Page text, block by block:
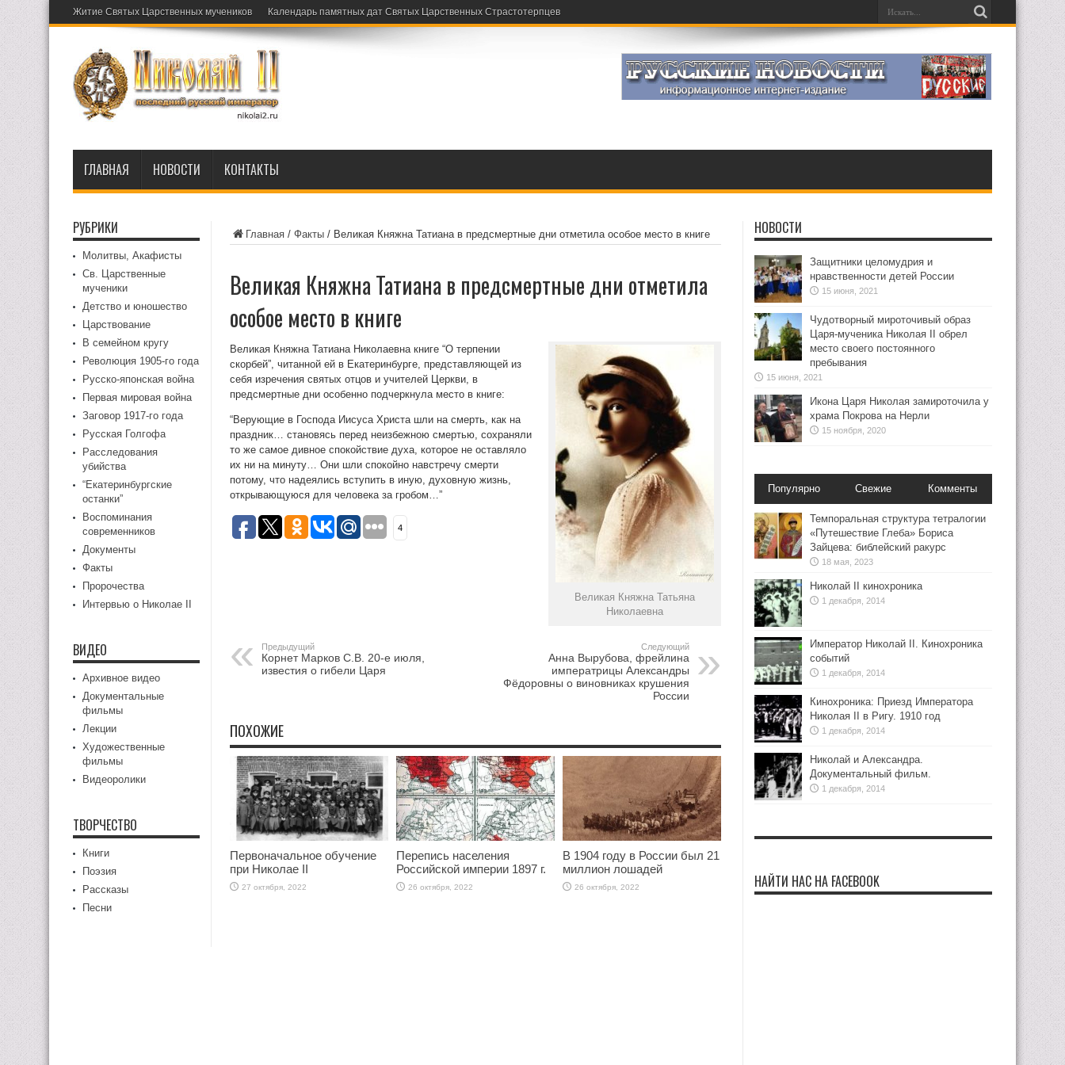
Житие Святых Царственных мучеников Календарь памятных дат Святых Царственных Страстотерпцев
ГЛАВНАЯ НОВОСТИ КОНТАКТЫ
Главная / Факты / Великая Княжна Татиана в предсмертные дни отметила особое место в книге
Великая Княжна Татиана в предсмертные дни отметила
особое место в книге
Великая Княжна Татьяна
Николаевна
Великая Княжна Татиана Николаевна книге “О терпении
скорбей”, читанной ей в Екатеринбурге, представляющей из
себя изречения святых отцов и учителей Церкви, в
предсмертные дни особенно подчеркнула место в книге:
“Верующие в Господа Иисуса Христа шли на смерть, как на
праздник… становясь перед неизбежною смертью, сохраняли
то же самое дивное спокойствие духа, которое не оставляло
их ни на минуту… Они шли спокойно навстречу смерти
потому, что надеялись вступить в иную, духовную жизнь,
открывающуюся для человека за гробом…”
4
Предыдущий
Корнет Марков С.В. 20-е июля,
известия о гибели Царя
Следующий
Анна Вырубова, фрейлина
императрицы Александры
Фёдоровны о виновниках крушения
России
ПОХОЖИЕ
Первоначальное обучение
при Николае II
27 октября, 2022
Перепись населения
Российской империи 1897 г.
26 октября, 2022
В 1904 году в России был 21
миллион лошадей
26 октября, 2022
РУБРИКИ
Молитвы, Акафисты
Св. Царственные
мученики
Детство и юношество
Царствование
В семейном кругу
Революция 1905-го года
Русско-японская война
Первая мировая война
Заговор 1917-го года
Русская Голгофа
Расследования
убийства
“Екатеринбургские
останки”
Воспоминания
современников
Документы
Факты
Пророчества
Интервью о Николае II
ВИДЕО
Архивное видео
Документальные
фильмы
Лекции
Художественные
фильмы
Видеоролики
ТВОРЧЕСТВО
Книги
Поэзия
Рассказы
Песни
НОВОСТИ
Защитники целомудрия и
нравственности детей России
15 июня, 2021
Чудотворный мироточивый образ
Царя-мученика Николая II обрел
место своего постоянного
пребывания
15 июня, 2021
Икона Царя Николая замироточила у
храма Покрова на Нерли
15 ноября, 2020
Популярно Свежие Комменты
Темпоральная структура тетралогии
«Путешествие Глеба» Бориса
Зайцева: библейский ракурс
18 мая, 2023
Николай II кинохроника
1 декабря, 2014
Император Николай II. Кинохроника
событий
1 декабря, 2014
Кинохроника: Приезд Императора
Николая II в Ригу. 1910 год
1 декабря, 2014
Николай и Александра.
Документальный фильм.
1 декабря, 2014
НАЙТИ НАС НА FACEBOOK